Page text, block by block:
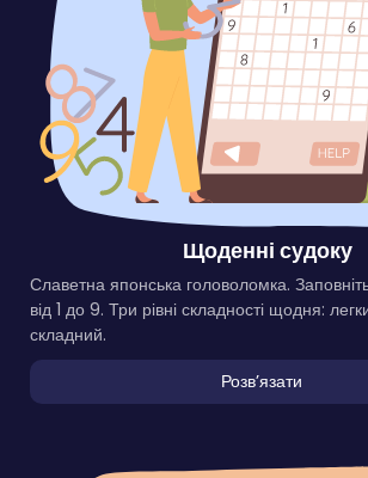
Щоденні судоку
Славетна японська головоломка.
від 1 до 9. Три рівні складності щодня:
складний.
Розвʼязати